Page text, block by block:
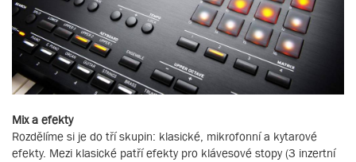
Mix a efekty
Rozdělíme si je do tří skupin: klasické, mikrofonní a kytarové
efekty. Mezi klasické patří efekty pro klávesové stopy (3 inzertní